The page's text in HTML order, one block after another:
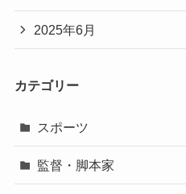
2025年6月
カテゴリー
スポーツ
監督・脚本家